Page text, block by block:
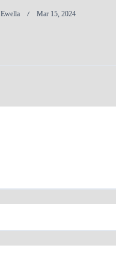
Ewella Mar 15, 2024